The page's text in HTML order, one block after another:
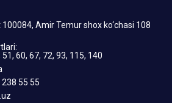
Amir Temur shox ko‘chasi 108
51, 60, 67, 72, 93, 115, 140
55 55